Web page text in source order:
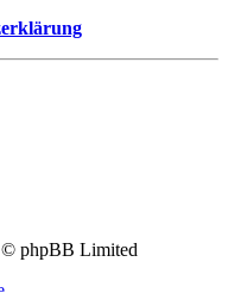
phpBB Limited